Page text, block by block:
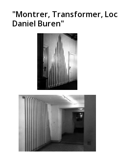
"Montrer, Transformer,
Daniel Buren"